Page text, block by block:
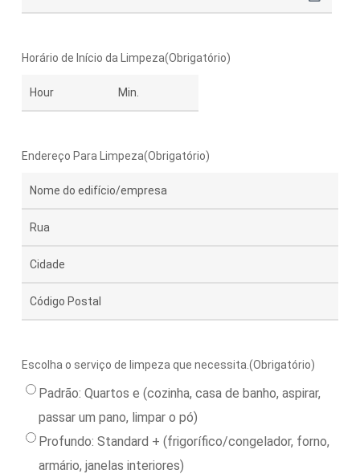
MM
Horário de Início da Limpeza(Obrigatório)
Endereço Para Limpeza(Obrigatório)
Street
Street
Cidade
Escolha o serviço de limpeza que necessita. (Obrigatório)
Padrão: Quartos e (cozinha, casa de banho, aspirar,
passar um pano, limpar o pó)
Profundo: Standard + (frigorífico/congelador, forno,
armário, janelas interiores)